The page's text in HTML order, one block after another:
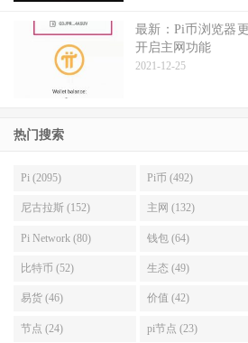
最新：Pi币浏览器
开启主网功能
2021-12-25
热门搜索
Pi (2095) Pi币 (492)
尼古拉斯 (152) 主网 (132)
Pi Network (80) 钱包 (64)
比特币 (52) 生态 (49)
易货 (46) 价值 (42)
节点 (24) pi节点 (23)